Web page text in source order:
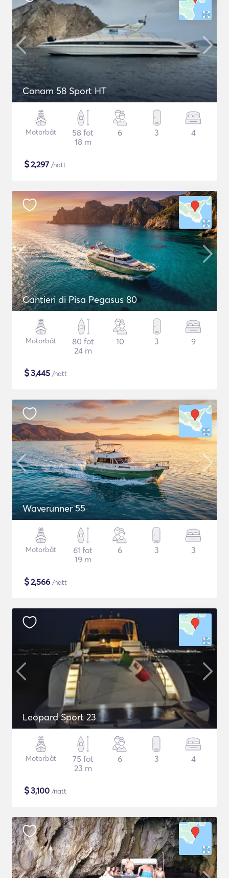
Conam 58 Sport HT
Motorbåt
58 fot
18 m
6 3 4
$2,297 /natt
Cantieri di Pisa Pegasus 80
Motorbåt
80 fot
24 m
10 3 9
$3,445 /natt
Waverunner 55
Motorbåt
61 fot
19 m
6 3 3
$2,566 /natt
Leopard Sport 23
Motorbåt
75 fot
23 m
6 3 4
$3,100 /natt